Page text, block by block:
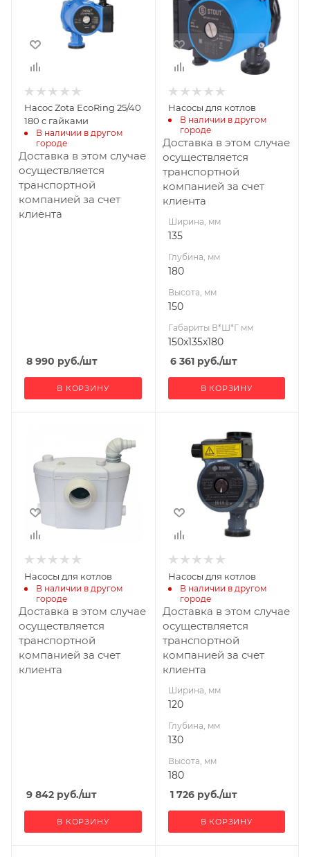
Насос Zota EcoRing 25/40
180 c гайками
В наличии в другом
городе
Доставка в этом случае
осуществляется
транспортной
компанией за счет
клиента
8 990 руб./шт
В КОРЗИНУ
Высота, мм
150
Габариты В*Ш*Г мм
Насосы для котлов
В наличии в другом
городе
Доставка в этом случае
осуществляется
транспортной
компанией за счет
клиента
Ширина, мм
135
Глубина, мм
180
Высота, мм
150
Габариты В*Ш*Г мм
150x135x180
6 361руб./шт
В КОРЗИНУ
Насосы для котлов
В наличии в другом
городе
Доставка в этом случае
осуществляется
транспортной
компанией за счет
клиента
9 842 руб./шт
В КОРЗИНУ
Глубина, мм
Высота, мм
180
Насосы для котлов
В наличии в другом
городе
Доставка в этом случае
осуществляется
транспортной
компанией за счет
клиента
Ширина, мм
120
Глубина, мм
130
Высота, мм
180
1 726руб./шт
В КОРЗИНУ